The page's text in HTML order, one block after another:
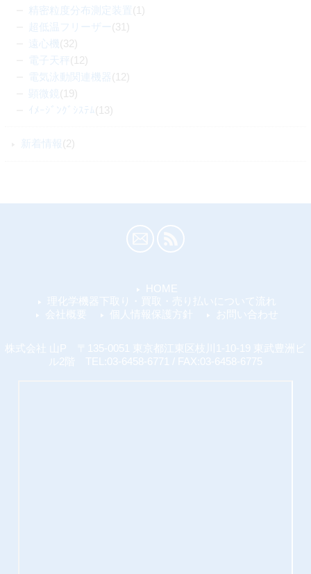
精密粒度分布測定装置 (1)
超低温フリーザー(31)
遠心機(32)
電子天秤(12)
電気泳動関連機器 (12)
顕微鏡 (19)
ｲﾒｰｼﾞﾝｸﾞｼｽﾃﾑ(13)
新着情報(2)
HOME
理化学機器下取り・買取・売り払いについて流れ
会社概要
個人情報保護方針 お問い合わせ
株式会社 山P 〒135-0051 東京都江東区枝川1-10-19 東武豊洲ビ
ル2階 TEL:03-6458-6771 / FAX:03-6458-6775